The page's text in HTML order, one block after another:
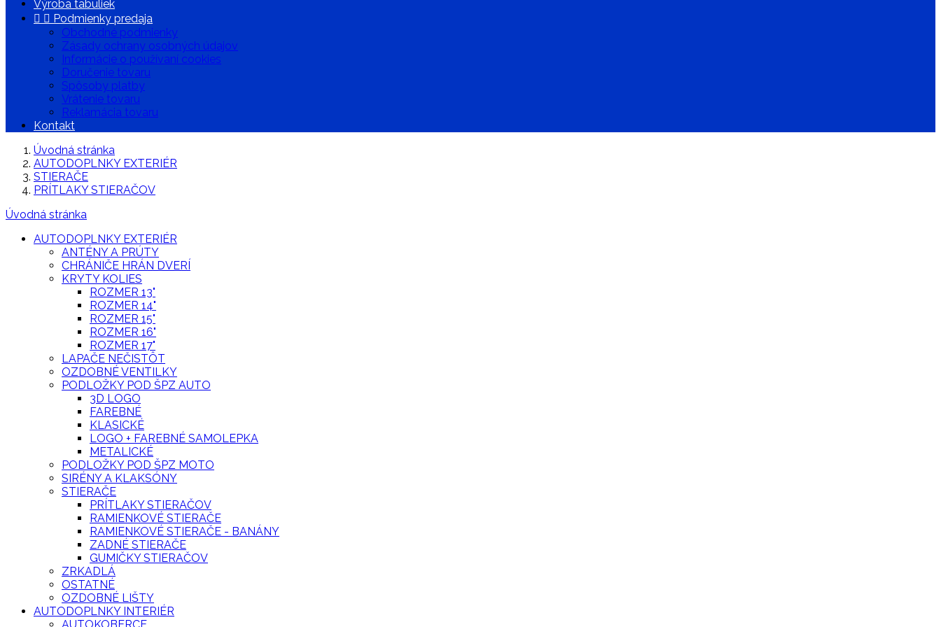
Výroba tabuliek
  Podmienky predaja
Obchodné podmienky
Zásady ochrany osobných údajov
Informácie o používaní cookies
Doručenie tovaru
Spôsoby platby
Vrátenie tovaru
Reklamácia tovaru
Kontakt
Úvodná stránka
AUTODOPLNKY EXTERIÉR
STIERAČE
PRÍTLAKY STIERAČOV
Úvodná stránka
AUTODOPLNKY EXTERIÉR
ANTÉNY A PRÚTY
CHRÁNIČE HRÁN DVERÍ
KRYTY KOLIES
ROZMER 13"
ROZMER 14"
ROZMER 15"
ROZMER 16"
ROZMER 17"
LAPAČE NEČISTÔT
OZDOBNÉ VENTILKY
PODLOŽKY POD ŠPZ AUTO
3D LOGO
FAREBNÉ
KLASICKÉ
LOGO + FAREBNÉ SAMOLEPKA
METALICKÉ
PODLOŽKY POD ŠPZ MOTO
SIRÉNY A KLAKSÓNY
STIERAČE
PRÍTLAKY STIERAČOV
RAMIENKOVÉ STIERAČE
RAMIENKOVÉ STIERAČE - BANÁNY
ZADNÉ STIERAČE
GUMIČKY STIERAČOV
ZRKADLÁ
OSTATNÉ
OZDOBNÉ LIŠTY
AUTODOPLNKY INTERIÉR